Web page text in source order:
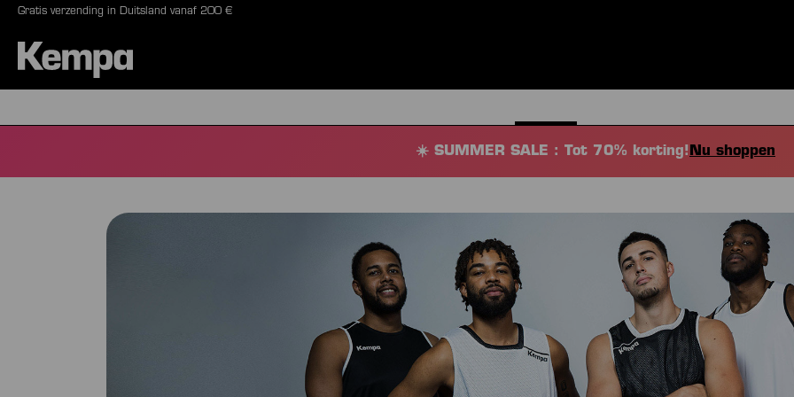
Gratis verzending in Duitsland vanaf 200 €
☀️ SUMMER SALE : Tot 70% korting! Nu shoppen